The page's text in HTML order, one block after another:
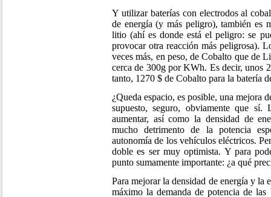
Y utilizar baterías con electrodos al
de energía (y más peligro), también es
litio (ahí es donde está el peligro: se
provocar otra reacción más peligrosa).
veces más, en peso, de Cobalto que de
cerca de 300g por KWh. Es decir,
tanto, 1270 $ de Cobalto para la batería
¿Queda espacio, es posible, una mejora
supuesto, seguro, obviamente que sí.
aumentar, así como la densidad de
mucho detrimento de la potencia
autonomía de los vehículos eléctricos.
doble es ser muy optimista. Y para
punto sumamente importante: ¿a qué
Para mejorar la densidad de energía y la
máximo la demanda de potencia de